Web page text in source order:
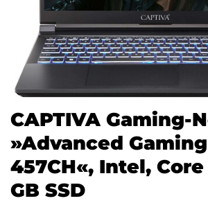
CAPTIVA Gaming-
»Advanced
457CH«, Intel,
GB SSD